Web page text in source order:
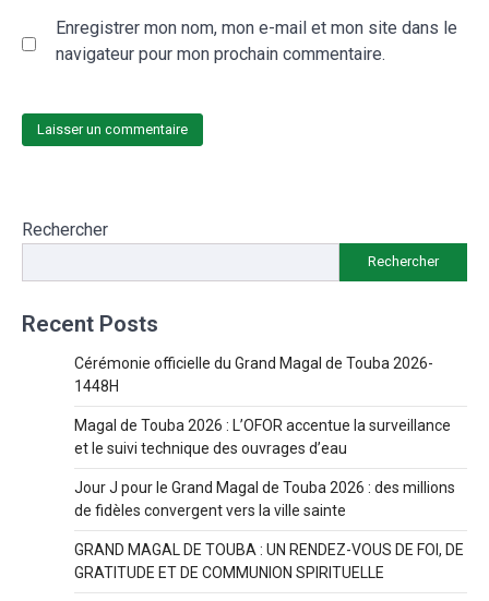
Enregistrer mon nom, mon e-mail et mon site dans le
navigateur pour mon prochain commentaire.
Rechercher
Rechercher
Recent Posts
Cérémonie officielle du Grand Magal de Touba 2026-
1448H
Magal de Touba 2026 : L’OFOR accentue la surveillance
et le suivi technique des ouvrages d’eau
Jour J pour le Grand Magal de Touba 2026 : des millions
de fidèles convergent vers la ville sainte
GRAND MAGAL DE TOUBA : UN RENDEZ-VOUS DE FOI, DE
GRATITUDE ET DE COMMUNION SPIRITUELLE